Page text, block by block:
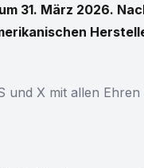
31. März 2026.
und X mit allen